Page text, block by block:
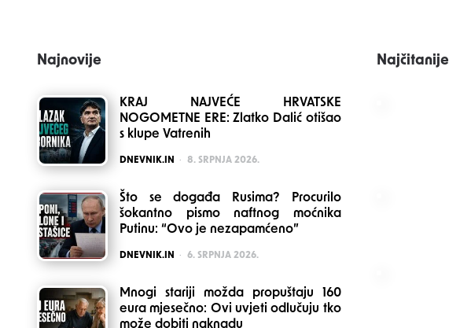
Najnovije
KRAJ NAJVEĆE HRVATSKE
NOGOMETNE ERE: Zlatko Dalić otišao
s klupe Vatrenih
POSTED
DNEVNIK.IN 8. SRPNJA 2026.
Što se događa Rusima? Procurilo
šokantno pismo naftnog moćnika
Putinu: “Ovo je nezapamćeno”
POSTED
DNEVNIK.IN 6. SRPNJA 2026.
Mnogi stariji možda propuštaju 160
eura mjesečno: Ovi uvjeti odlučuju tko
može dobiti naknadu
Najčitanije